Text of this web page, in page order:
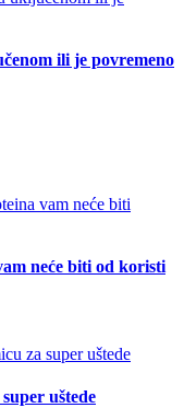
ili je povremeno
neće biti od koristi
uštede